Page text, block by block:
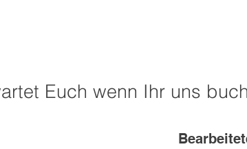
Euch wenn Ihr uns